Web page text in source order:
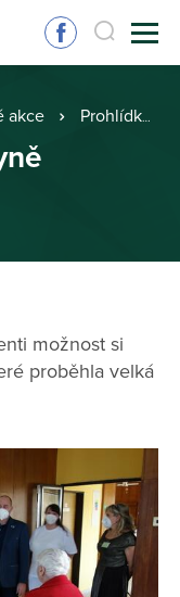
akce Prohlídka nové kuchyně
možnost si
proběhla velká